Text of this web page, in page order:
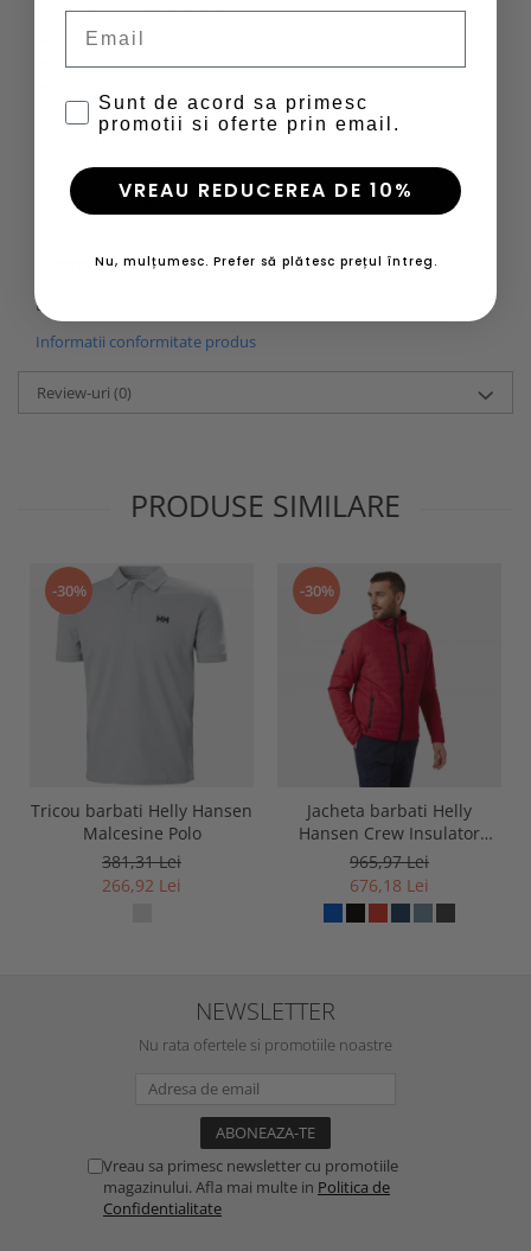
Placheta cu nasturi in fata;
Guler striat pentru confort marit;
Mansetele manecilor sunt striate;
Performanta
Utilizat pentru
Lifestyle marin
Informatii conformitate produs
Review-uri (0)
PRODUSE SIMILARE
-30%
Tricou barbati Helly Hansen
Malcesine Polo
381,31 Lei
266,92 Lei
-30%
Jacheta barbati Helly
Hansen Crew Insulator
Jacket 2.0
965,97 Lei
676,18 Lei
NEWSLETTER
Nu rata ofertele si promotiile noastre
Vreau sa primesc newsletter cu promotiile
magazinului. Afla mai multe in Politica de
Confidentialitate
Sunt de acord sa primesc
promotii si oferte prin email.
VREAU REDUCEREA DE 10%
Nu, mulțumesc. Prefer să plătesc prețul întreg.